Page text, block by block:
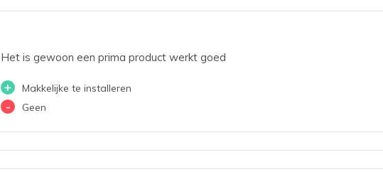
Het is gewoon een prima product werkt goed
+ Makkelijke te installeren
- Geen